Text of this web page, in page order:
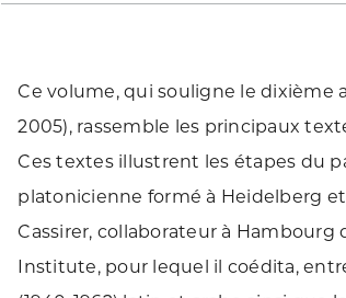
Ce volume, qui souligne le dixième
2005), rassemble les principaux
Ces textes illustrent les étapes du
platonicienne formé à Heidelberg et
Cassirer, collaborateur à
Institute, pour lequel il coédita,